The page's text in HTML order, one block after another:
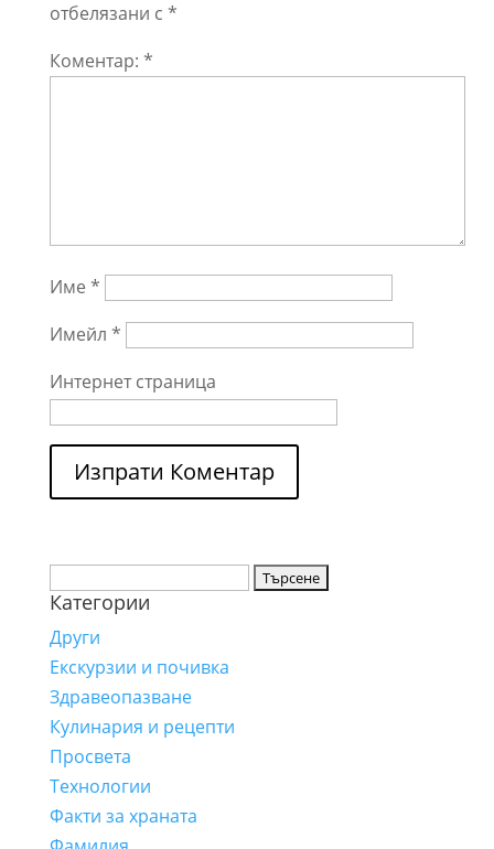
отбелязани с *
Коментар: *
Име *
Имейл *
Интернет страница
за:
Категории
Други
Екскурзии и почивка
Здравеопазване
Кулинария и рецепти
Просвета
Технологии
Факти за храната